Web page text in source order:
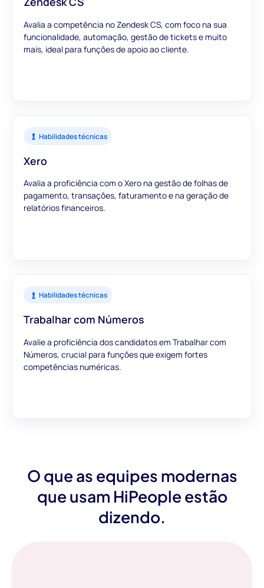
Avalia a competência no Zendesk CS, com foco na sua
funcionalidade, automação, gestão de tickets e muito
mais, ideal para funções de apoio ao cliente.
Habilidades técnicas
Xero
Avalia a proficiência com o Xero na gestão de folhas de
pagamento, transações, faturamento e na geração de
relatórios financeiros.
Habilidades técnicas
Trabalhar com Números
Avalie a proficiência dos candidatos em Trabalhar com
Números, crucial para funções que exigem fortes
competências numéricas.
O que as equipes modernas
que usam HiPeople estão
dizendo.